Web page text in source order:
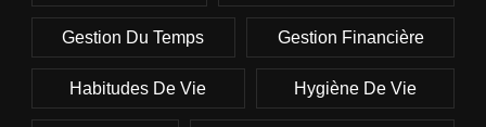
Gestion Du Temps Gestion Financière
Habitudes De Vie Hygiène De Vie